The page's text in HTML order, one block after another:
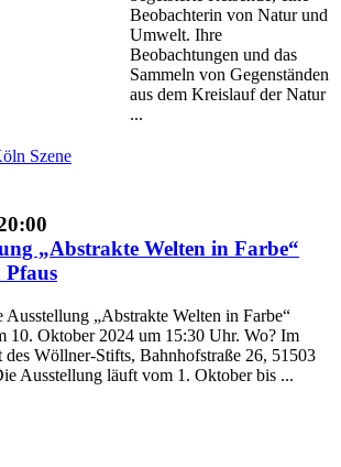
Beobachterin von Natur und
Umwelt. Ihre
Beobachtungen und das
Sammeln von Gegenständen
aus dem Kreislauf der Natur
...
Szene
„Abstrakte Welten in Farbe“
Ausstellung „Abstrakte Welten in Farbe“
10. Oktober 2024 um 15:30 Uhr. Wo? Im
des Wöllner-Stifts, Bahnhofstraße 26, 51503
Ausstellung läuft vom 1. Oktober bis ...